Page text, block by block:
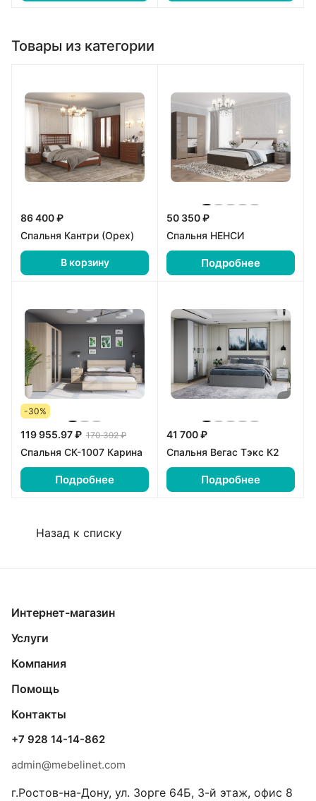
Товары из категории
86 400 ₽
Спальня Кантри (Орех)
В корзину
50 350 ₽
Спальня НЕНСИ
Подробнее
-30%
119 955.97 ₽ 170 392 ₽
Спальня СК-1007 Карина
Подробнее
41 700 ₽
Спальня Вегас Тэкс К2
Подробнее
Назад к списку
Интернет-магазин
Услуги
Компания
Помощь
Контакты
+7 928 14-14-862
admin@mebelinet.com
г.Ростов-на-Дону, ул. Зорге 64Б, 3-й этаж, офис 8